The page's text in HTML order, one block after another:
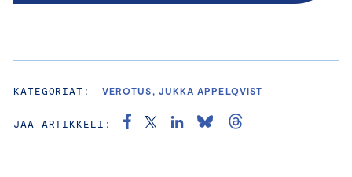
KATEGORIAT: VEROTUS, JUKKA APPELQVIST
JAA ARTIKKELI: